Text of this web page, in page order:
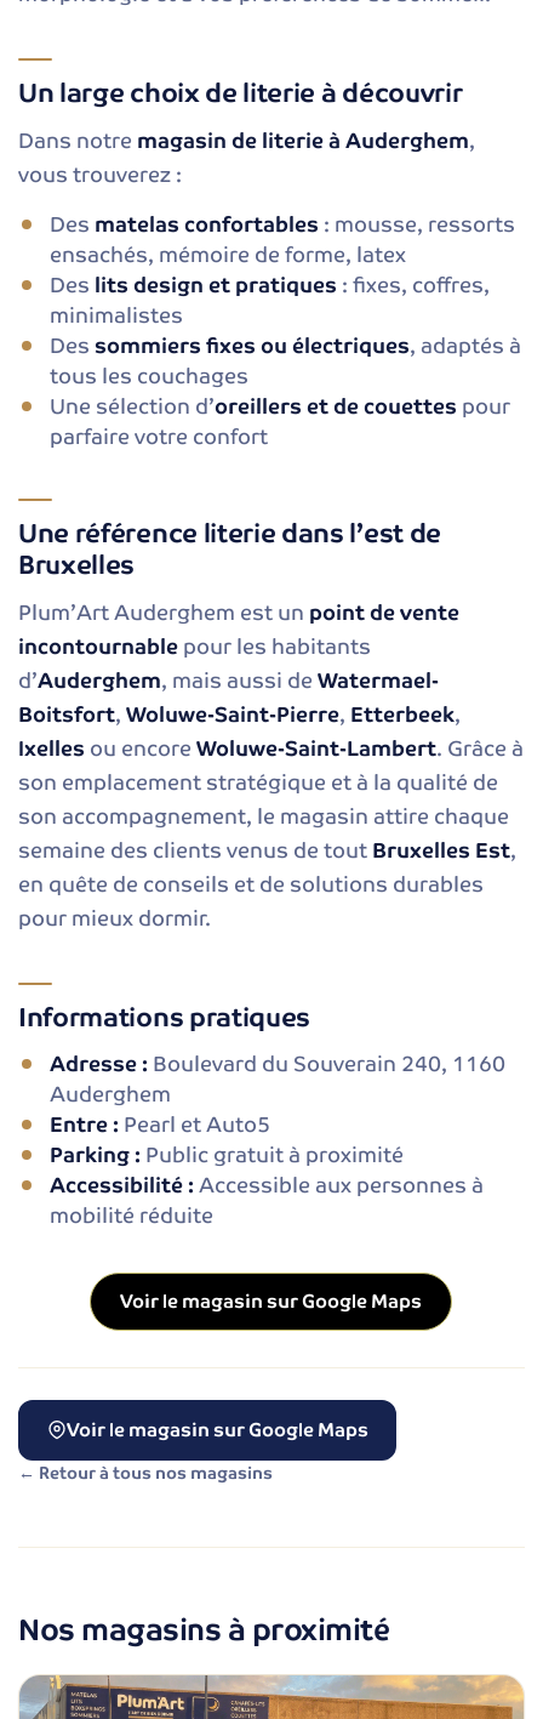
Un large choix de literie à découvrir
Dans notre magasin de literie à Auderghem,
vous trouverez :
Des matelas confortables : mousse, ressorts
ensachés, mémoire de forme, latex
Des lits design et pratiques : fixes, coffres,
minimalistes
Des sommiers fixes ou électriques, adaptés à
tous les couchages
Une sélection d’oreillers et de couettes pour
parfaire votre confort
Une référence literie dans l’est de
Bruxelles
Plum’Art Auderghem est un point de vente
incontournable pour les habitants
d’Auderghem, mais aussi de Watermael-
Boitsfort, Woluwe-Saint-Pierre, Etterbeek,
Ixelles ou encore Woluwe-Saint-Lambert. Grâce à
son emplacement stratégique et à la qualité de
son accompagnement, le magasin attire chaque
semaine des clients venus de tout Bruxelles Est,
en quête de conseils et de solutions durables
pour mieux dormir.
Informations pratiques
Adresse : Boulevard du Souverain 240, 1160
Auderghem
Entre : Pearl et Auto5
Parking : Public gratuit à proximité
Accessibilité : Accessible aux personnes à
mobilité réduite
Voir le magasin sur Google Maps
Voir le magasin sur Google Maps
← Retour à tous nos magasins
Nos magasins à proximité